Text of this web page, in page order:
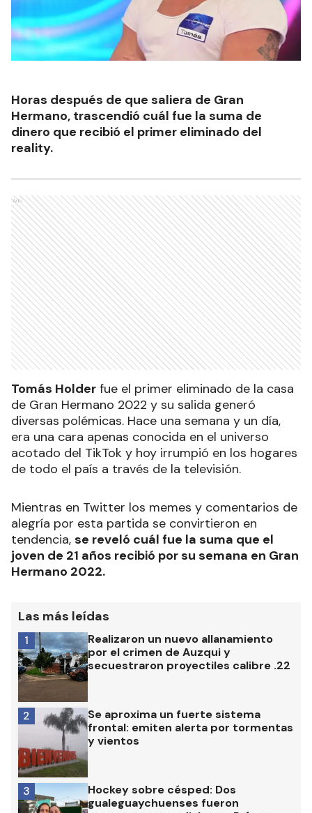
Horas después de que saliera de Gran
Hermano, trascendió cuál fue la suma de
dinero que recibió el primer eliminado del
reality.
Ads
Tomás Holder fue el primer eliminado de la casa
de Gran Hermano 2022 y su salida generó
diversas polémicas. Hace una semana y un día,
era una cara apenas conocida en el universo
acotado del TikTok y hoy irrumpió en los hogares
de todo el país a través de la televisión.
Mientras en Twitter los memes y comentarios de
alegría por esta partida se convirtieron en
tendencia, se reveló cuál fue la suma que el
joven de 21 años recibió por su semana en Gran
Hermano 2022.
Las más leídas
Realizaron un nuevo allanamiento
por el crimen de Auzqui y
secuestraron proyectiles calibre .22
1
Se aproxima un fuerte sistema
frontal: emiten alerta por tormentas
y vientos
2
Hockey sobre césped: Dos
gualeguaychuenses fueron
3